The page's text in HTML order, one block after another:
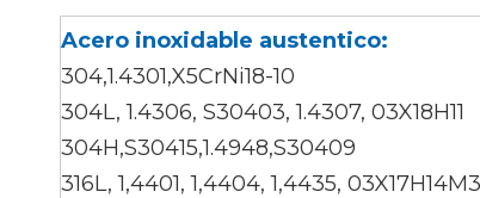
Acero inoxidable austentico:
304,1.4301,X5CrNi18-10
304L, 1.4306, S30403, 1.4307, 03X18H11
304H,S30415,1.4948,S30409
316L, 1,4401, 1,4404, 1,4435, 03X17H14M3